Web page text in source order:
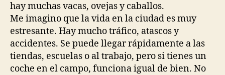
hay muchas vacas, ovejas y caballos.
Me imagino que la vida en la ciudad es muy
estresante. Hay mucho tráfico, atascos y
accidentes. Se puede llegar rápidamente a las
tiendas, escuelas o al trabajo, pero si tienes un
coche en el campo, funciona igual de bien. No